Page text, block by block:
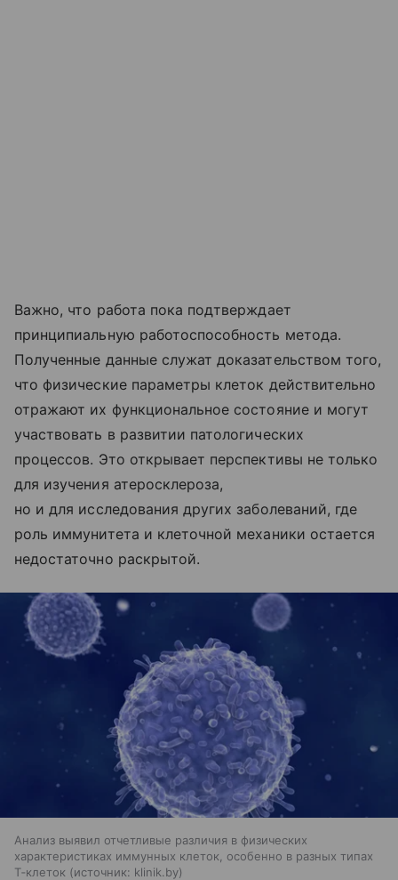
Важно, что работа пока подтверждает
принципиальную работоспособность метода.
Полученные данные служат доказательством того,
что физические параметры клеток действительно
отражают их функциональное состояние и могут
участвовать в развитии патологических
процессов. Это открывает перспективы не только
для изучения атеросклероза,
но и для исследования других заболеваний, где
роль иммунитета и клеточной механики остается
недостаточно раскрытой.
Анализ выявил отчетливые различия в физических
характеристиках иммунных клеток, особенно в разных типах
Т‑клеток
источник: klinik.by